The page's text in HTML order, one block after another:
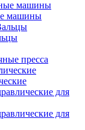
машины
пресса
для
для